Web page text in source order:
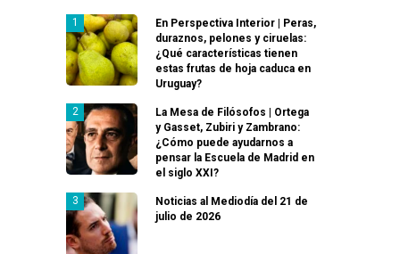
En Perspectiva Interior | Peras,
duraznos, pelones y ciruelas:
¿Qué características tienen
estas frutas de hoja caduca en
Uruguay?
La Mesa de Filósofos | Ortega
y Gasset, Zubiri y Zambrano:
¿Cómo puede ayudarnos a
pensar la Escuela de Madrid en
el siglo XXI?
Noticias al Mediodía del 21 de
julio de 2026